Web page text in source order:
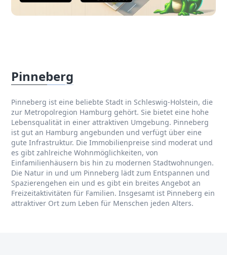
Pinneberg
Pinneberg ist eine beliebte Stadt in Schleswig-Holstein, die
zur Metropolregion Hamburg gehört. Sie bietet eine hohe
Lebensqualität in einer attraktiven Umgebung. Pinneberg
ist gut an Hamburg angebunden und verfügt über eine
gute Infrastruktur. Die Immobilienpreise sind moderat und
es gibt zahlreiche Wohnmöglichkeiten, von
Einfamilienhäusern bis hin zu modernen Stadtwohnungen.
Die Natur in und um Pinneberg lädt zum Entspannen und
Spazierengehen ein und es gibt ein breites Angebot an
Freizeitaktivitäten für Familien. Insgesamt ist Pinneberg ein
attraktiver Ort zum Leben für Menschen jeden Alters.